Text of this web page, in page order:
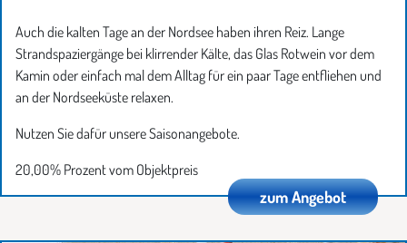
Auch die kalten Tage an der Nordsee haben ihren Reiz. Lange
Strandspaziergänge bei klirrender Kälte, das Glas Rotwein vor dem
Kamin oder einfach mal dem Alltag für ein paar Tage entfliehen und
an der Nordseeküste relaxen.
Nutzen Sie dafür unsere Saisonangebote.
20,00% Prozent vom Objektpreis
zum Angebot